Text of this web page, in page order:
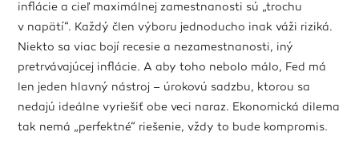
inflácie a cieľ maximálnej zamestnanosti sú „trochu
v napätí“. Každý člen výboru jednoducho inak váži riziká.
Niekto sa viac bojí recesie a nezamestnanosti, iný
pretrvávajúcej inflácie. A aby toho nebolo málo, Fed má
len jeden hlavný nástroj – úrokovú sadzbu, ktorou sa
nedajú ideálne vyriešiť obe veci naraz. Ekonomická dilema
tak nemá „perfektné“ riešenie, vždy to bude kompromis.